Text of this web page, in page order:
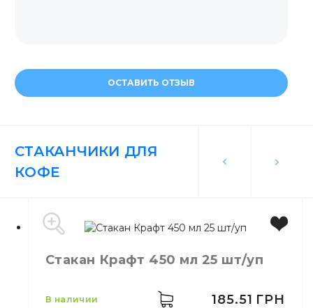
ОСТАВИТЬ ОТЗЫВ
СТАКАНЧИКИ ДЛЯ
КОФЕ
Стакан Крафт 450 мл 25 шт/уп
в наличии 185.51 ГРН